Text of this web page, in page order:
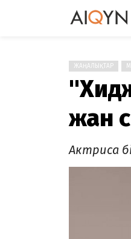
ЖАҢАЛЫҚТАР
жан
Актриса